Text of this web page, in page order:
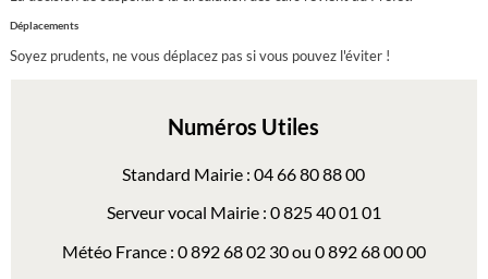
Déplacements
Soyez prudents, ne vous déplacez pas si vous pouvez l'éviter !
Numéros Utiles
Standard Mairie : 04 66 80 88 00
Serveur vocal Mairie : 0 825 40 01 01
Météo France : 0 892 68 02 30 ou 0 892 68 00 00